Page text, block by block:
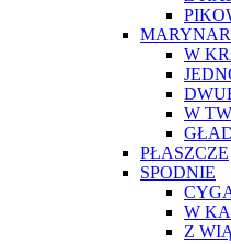
W
W
PŁASZCZE
SPODNIE
W
Z